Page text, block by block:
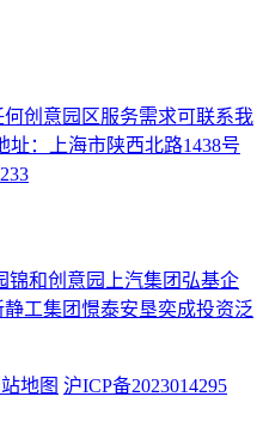
何创意园区服务需求可联系我
址：上海市陕西北路1438号
锦和创意园 上汽集团 弘基企
静工集团憬泰安垦奕成投资泛
地图 沪ICP备2023014295